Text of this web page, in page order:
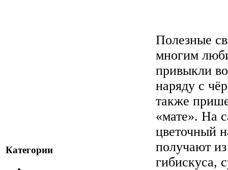
Категории
Полезные
многим
привыкли
наряду с
также
«мате». На
цветочный
получают
гибискуса,